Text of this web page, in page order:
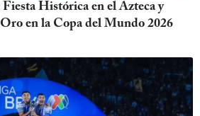
Histórica en el Azteca y
en la Copa del Mundo 2026